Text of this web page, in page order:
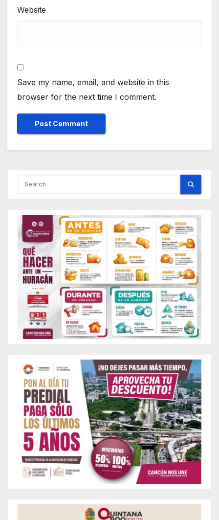
Website
Save my name, email, and website in this
browser for the next time I comment.